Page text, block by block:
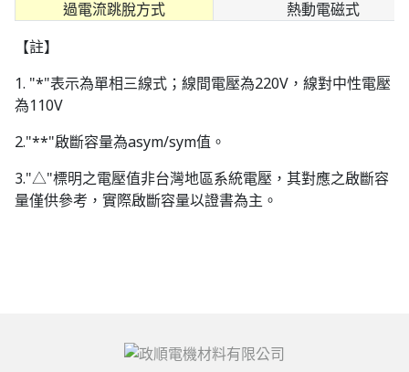
過電流跳脫方式
熱動電磁式
【註】
1. "*"表示為單相三線式；線間電壓為220V，線對中性電壓
為110V
2."**"啟斷容量為asym/sym值。
3."△"標明之電壓值非台灣地區系統電壓，其對應之啟斷容
量僅供參考，實際啟斷容量以證書為主。